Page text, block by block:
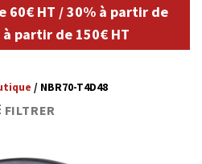
60€ HT / 30% à partir de
à partir de 150€ HT
/ NBR70-T4D48
FILTRER